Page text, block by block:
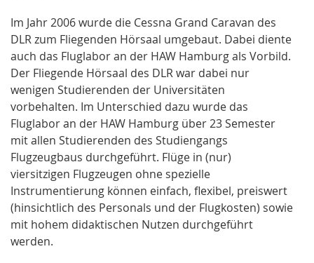
Im Jahr 2006 wurde die Cessna Grand Caravan des
DLR zum Fliegenden Hörsaal umgebaut. Dabei diente
auch das Fluglabor an der HAW Hamburg als Vorbild.
Der Fliegende Hörsaal des DLR war dabei nur
wenigen Studierenden der Universitäten
vorbehalten. Im Unterschied dazu wurde das
Fluglabor an der HAW Hamburg über 23 Semester
mit allen Studierenden des Studiengangs
Flugzeugbaus durchgeführt. Flüge in (nur)
viersitzigen Flugzeugen ohne spezielle
Instrumentierung können einfach, flexibel, preiswert
(hinsichtlich des Personals und der Flugkosten) sowie
mit hohem didaktischen Nutzen durchgeführt
werden.